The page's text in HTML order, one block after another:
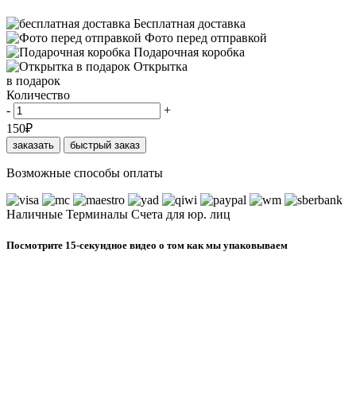
Бесплатная доставка
Фото перед отправкой
Подарочная коробка
Открытка
в подарок
Количество
-
+
150₽
заказать быстрый заказ
Возможные способы оплаты
Наличные Терминалы Счета для юр. лиц
Посмотрите 15-секундное видео о том как мы упаковываем